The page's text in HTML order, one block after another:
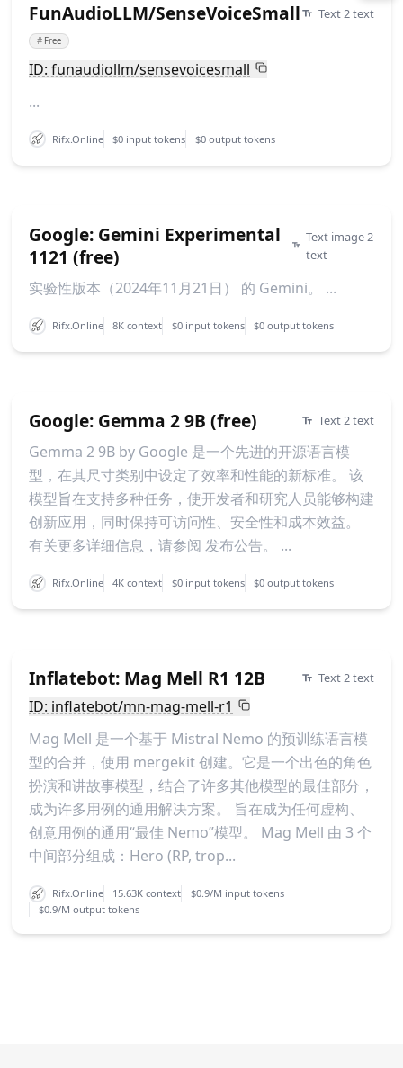
FunAudioLLM/SenseVoiceSmall Text 2 text
# Free
ID: funaudiollm/sensevoicesmall
...
Rifx.Online $0 input tokens $0 output tokens
Google: Gemini Experimental
1121 (free)
Text image 2
text
实验性版本（2024年11月21日） 的 Gemini。 ...
Rifx.Online 8K context $0 input tokens $0 output tokens
Google: Gemma 2 9B (free) Text 2 text
Gemma 2 9B by Google 是一个先进的开源语言模
型，在其尺寸类别中设定了效率和性能的新标准。 该
模型旨在支持多种任务，使开发者和研究人员能够构建
创新应用，同时保持可访问性、安全性和成本效益。
有关更多详细信息，请参阅 发布公告。 ...
Rifx.Online 4K context $0 input tokens $0 output tokens
Inflatebot: Mag Mell R1 12B Text 2 text
ID: inflatebot/mn-mag-mell-r1
Mag Mell 是一个基于 Mistral Nemo 的预训练语言模
型的合并，使用 mergekit 创建。它是一个出色的角色
扮演和讲故事模型，结合了许多其他模型的最佳部分，
成为许多用例的通用解决方案。 旨在成为任何虚构、
创意用例的通用“最佳 Nemo”模型。 Mag Mell 由 3 个
中间部分组成：Hero (RP, trop...
Rifx.Online 15.63K context
$0.9/M input tokens
$0.9/M output tokens